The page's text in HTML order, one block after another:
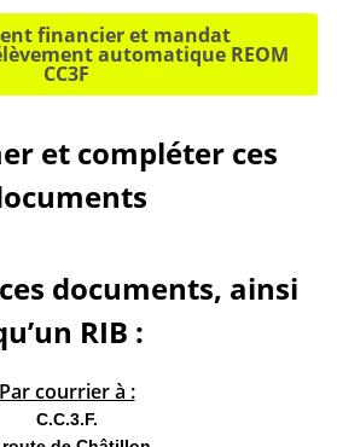
financier et mandat
automatique REOM
CC3F
et compléter ces
documents, ainsi
RIB :
Par courrier à :
C.C.3.F.